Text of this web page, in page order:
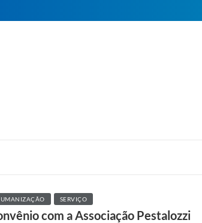
SERVIÇO
com a Associação Pestalozzi